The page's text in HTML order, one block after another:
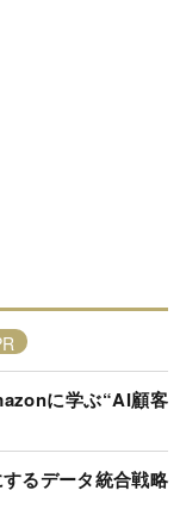
に学ぶ“AI顧客
るデータ統合戦略